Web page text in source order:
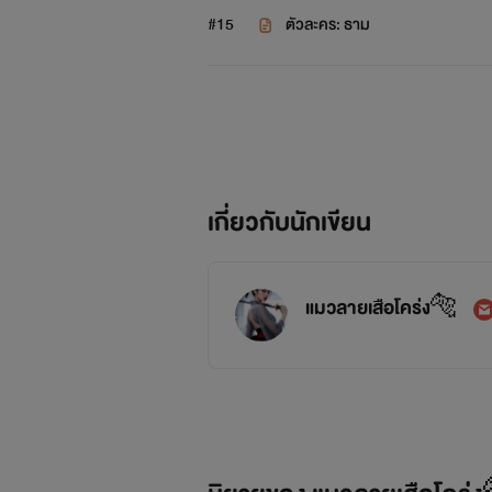
#15 ตัวละคร: ธาม
เกี่ยวกับนักเขียน
แมวลายเสือโคร่ง🐅